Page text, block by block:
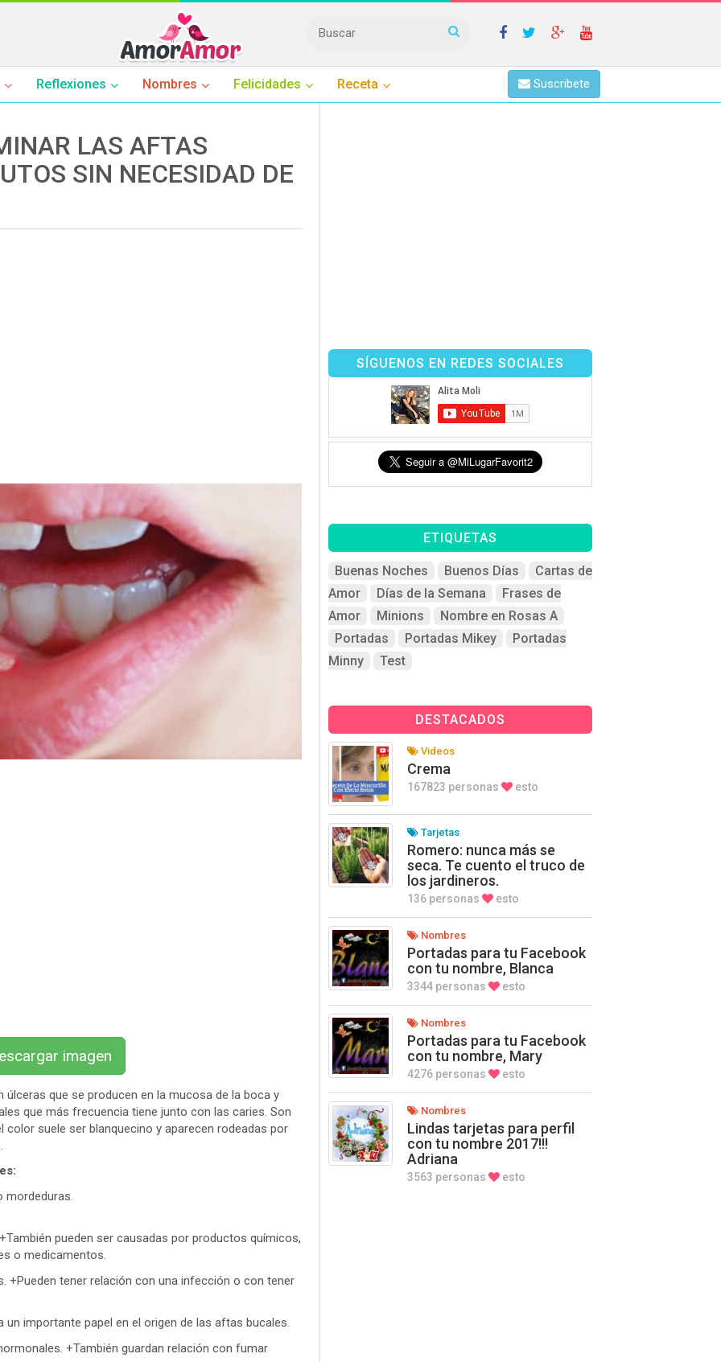
Reflexiones Nombres Felicidades Receta Suscribete
LAS AFTAS
SIN NECESIDAD DE
imagen
que se producen en la mucosa de la boca y
que más frecuencia tiene junto con las caries. Son
suele ser blanquecino y aparecen rodeadas por
mordeduras.
pueden ser causadas por productos químicos,
o medicamentos.
+Pueden tener relación con una infección o con tener
importante papel en el origen de las aftas bucales.
+También guardan relación con fumar
SÍGUENOS EN REDES SOCIALES
ETIQUETAS
Buenas Noches Buenos Días
Cartas de
Amor
Días de la Semana
Frases de
Amor
Minions
Nombre en Rosas A
Portadas
Portadas Mikey
Portadas
Minny
Test
DESTACADOS
Videos
Crema
167823 personas esto
Tarjetas
Romero: nunca más se
seca. Te cuento el truco de
los jardineros.
136 personas esto
Nombres
Portadas para tu Facebook
con tu nombre, Blanca
3344 personas esto
Nombres
Portadas para tu Facebook
con tu nombre, Mary
4276 personas esto
Nombres
Lindas tarjetas para perfil
con tu nombre 2017!!!
Adriana
3563 personas esto